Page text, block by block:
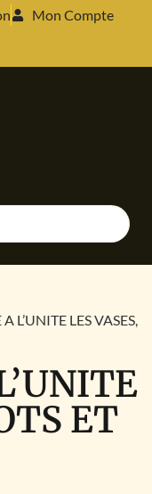
Mon Compte
L’UNITE LES VASES,
ET